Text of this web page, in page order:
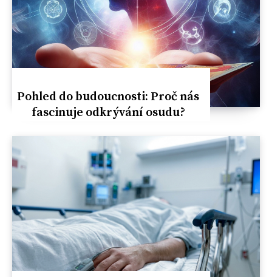
Pohled do budoucnosti: Proč nás
fascinuje odkrývání osudu?